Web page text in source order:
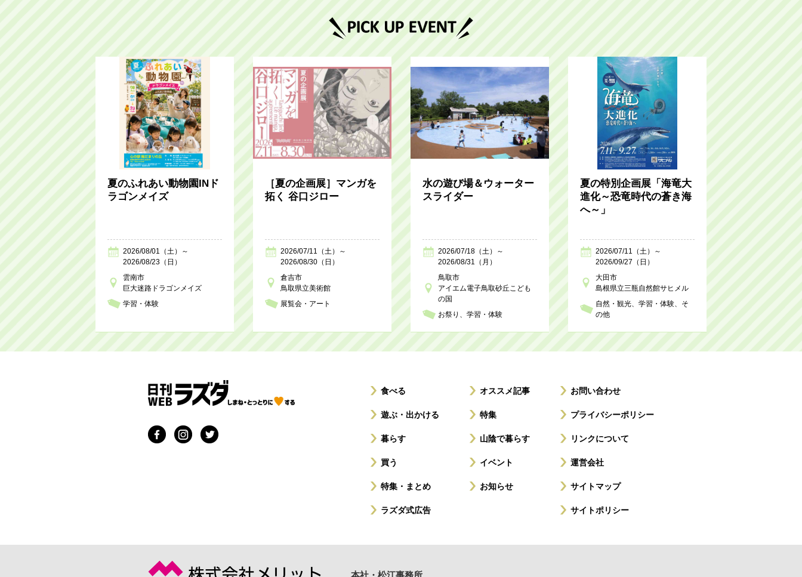
夏のふれあい動物園INド
ラゴンメイズ
2026/08/01（土）～
2026/08/23（日）
雲南市
巨大迷路ドラゴンメイズ
学習・体験
［夏の企画展］マンガを
拓く 谷口ジロー
2026/07/11（土）～
2026/08/30（日）
倉吉市
鳥取県立美術館
展覧会・アート
水の遊び場＆ウォーター
スライダー
2026/07/18（土）～
2026/08/31（月）
鳥取市
アイエム電子鳥取砂丘こども
の国
お祭り
学習・体験
夏の特別企画展「海竜大
進化～恐竜時代の蒼き海
へ～」
2026/07/11（土）～
2026/09/27（日）
大田市
島根県立三瓶自然館サヒメル
自然・観光
学習・体験
そ
の他
食べる
遊ぶ・出かける
暮らす
買う
特集・まとめ
ラズダ式広告
オススメ記事
特集
山陰で暮らす
イベント
お知らせ
お問い合わせ
プライバシーポリシー
リンクについて
運営会社
サイトマップ
サイトポリシー
本社・松江事務所